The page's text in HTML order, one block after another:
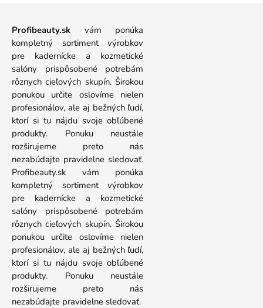
Profibeauty.sk vám ponúka
kompletný sortiment výrobkov
pre kadernícke a kozmetické
salóny prispôsobené potrebám
rôznych cieľových skupín. Širokou
ponukou určite oslovíme nielen
profesionálov, ale aj bežných ľudí,
ktorí si tu nájdu svoje obľúbené
produkty. Ponuku neustále
rozširujeme preto nás
nezabúdajte pravidelne sledovať.
Profibeauty.sk vám ponúka
kompletný sortiment výrobkov
pre kadernícke a kozmetické
salóny prispôsobené potrebám
rôznych cieľových skupín. Širokou
ponukou určite oslovíme nielen
profesionálov, ale aj bežných ľudí,
ktorí si tu nájdu svoje obľúbené
produkty. Ponuku neustále
rozširujeme preto nás
nezabúdajte pravidelne sledovať.